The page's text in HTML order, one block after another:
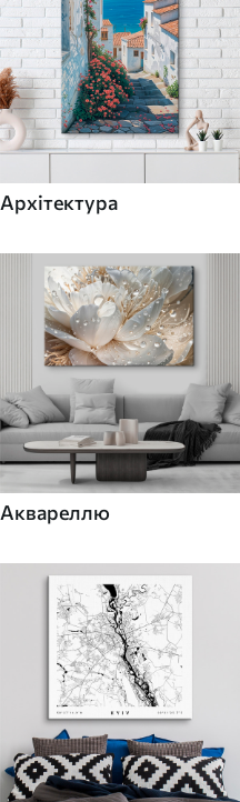
Архітектура
Аквареллю